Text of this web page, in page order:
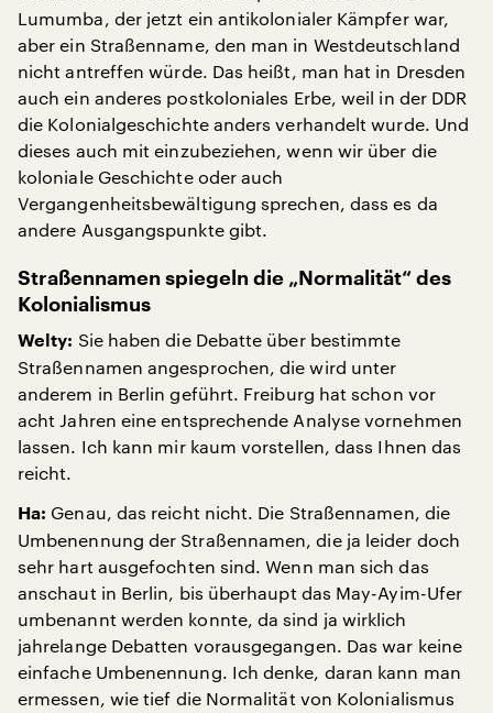
Lumumba, der jetzt ein antikolonialer Kämpfer war,
aber ein Straßenname, den man in Westdeutschland
nicht antreffen würde. Das heißt, man hat in Dresden
auch ein anderes postkoloniales Erbe, weil in der DDR
die Kolonialgeschichte anders verhandelt wurde. Und
dieses auch mit einzubeziehen, wenn wir über die
koloniale Geschichte oder auch
Vergangenheitsbewältigung sprechen, dass es da
andere Ausgangspunkte gibt.
Straßennamen spiegeln die „Normalität“ des
Kolonialismus
Welty: Sie haben die Debatte über bestimmte
Straßennamen angesprochen, die wird unter
anderem in Berlin geführt. Freiburg hat schon vor
acht Jahren eine entsprechende Analyse vornehmen
lassen. Ich kann mir kaum vorstellen, dass Ihnen das
reicht.
Ha: Genau, das reicht nicht. Die Straßennamen, die
Umbenennung der Straßennamen, die ja leider doch
sehr hart ausgefochten sind. Wenn man sich das
anschaut in Berlin, bis überhaupt das May-Ayim-Ufer
umbenannt werden konnte, da sind ja wirklich
jahrelange Debatten vorausgegangen. Das war keine
einfache Umbenennung. Ich denke, daran kann man
ermessen, wie tief die Normalität von Kolonialismus